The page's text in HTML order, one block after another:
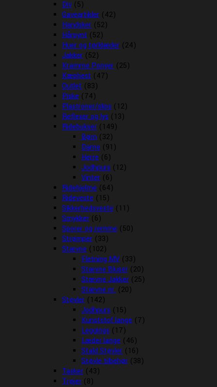
Div (5)
Gaveartikler (42)
Handsker (52)
Hårpynt (52)
Huer og tørklæder (24)
Jakker (52)
Kramme Ponyer (25)
Kæphest (47)
Outlet (83)
Piske (74)
Plastroner/slips (12)
Reflexer og lys (13)
Ridebukser (149)
Børn (32)
Dame (91)
Herre (6)
Jodhpurs (12)
Vinter (6)
Ridehjelme (64)
Rideveste (15)
Sikkerhedsveste (11)
Smykker (6)
Sporer og remme (50)
Strømper (33)
Stævne (102)
Fletning MV (33)
Stævne Bluser (20)
Stævne Jakker (25)
Stævne nr. (20)
Støvler (142)
Jodhpurs (15)
Kunststof lange (7)
Leggings (17)
Læder lange (46)
Stald Støvler (16)
Støvle tilbehør (38)
Tasker (43)
Trøjer (8)